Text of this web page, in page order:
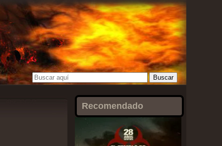
Recomendado